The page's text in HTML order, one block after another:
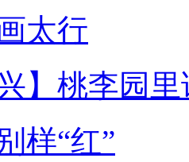
太行
】桃李园
样“红”